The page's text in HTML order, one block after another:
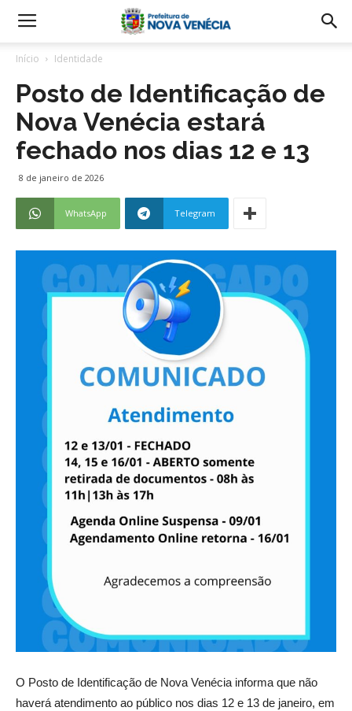
Início Identidade
Posto de Identificação de
Nova Venécia estará
fechado nos dias 12 e 13
8 de janeiro de 2026
WhatsApp Telegram
O Posto de Identificação de Nova Venécia informa que não
haverá atendimento ao público nos dias 12 e 13 de janeiro, em